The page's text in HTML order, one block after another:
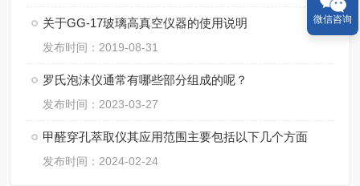
关于GG-17玻璃高真空仪器的使用说明
发布时间：2019-08-31
罗氏泡沫仪通常有哪些部分组成的呢？
发布时间：2023-03-27
甲醛穿孔萃取仪其应用范围主要包括以下几个方面
发布时间：2024-02-24
微信咨询